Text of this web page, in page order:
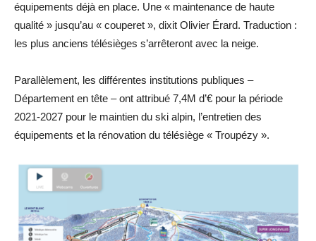
équipements déjà en place. Une « maintenance de haute
qualité » jusqu’au « couperet », dixit Olivier Érard. Traduction :
les plus anciens télésièges s’arrêteront avec la neige.
Parallèlement, les différentes institutions publiques –
Département en tête – ont attribué 7,4M d’€ pour la période
2021-2027 pour le maintien du ski alpin, l’entretien des
équipements et la rénovation du télésiège « Troupézy ».